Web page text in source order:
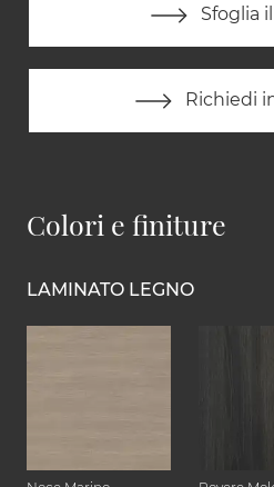
Sfoglia
Richiedi
Colori e finiture
LAMINATO LEGNO